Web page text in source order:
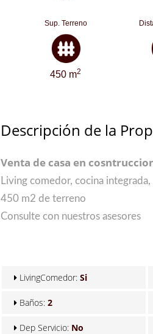
Sup. Terreno
450 m2
Descripción de la
Venta de casa en
Living comedor, cocina
450 m2 de terreno
Consulte con nuestros asesores
LivingComedor: Si
Baños: 2
Dep Servicio: No